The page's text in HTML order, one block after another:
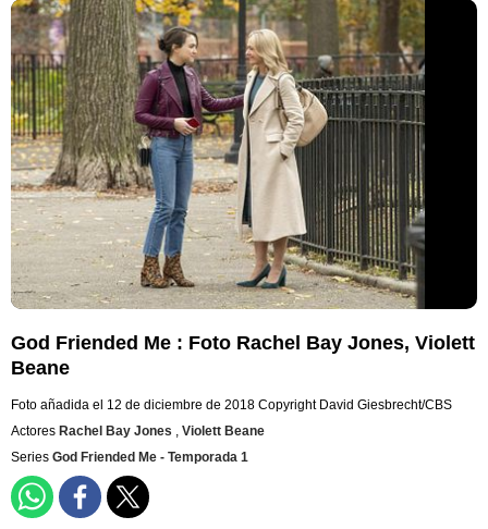
God Friended Me : Foto Rachel Bay Jones, Violett
Beane
Foto añadida el 12 de diciembre de 2018 Copyright David Giesbrecht/CBS
Actores Rachel Bay Jones , Violett Beane
Series God Friended Me - Temporada 1